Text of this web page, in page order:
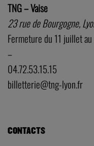
TNG – Vaise
23 rue de Bourgogne,
Fermeture du 11 juillet
–
04.72.53.15.15
billetterie@tng-lyon.fr
CONTACTS